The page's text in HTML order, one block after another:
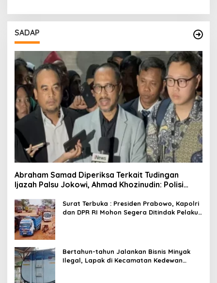
SADAP
Abraham Samad Diperiksa Terkait Tudingan
Ijazah Palsu Jokowi, Ahmad Khozinudin: Polisi
Surat Terbuka : Presiden Prabowo, Kapolri
dan DPR RI Mohon Segera Ditindak Pelaku
Bertahun-tahun Jalankan Bisnis Minyak
Ilegal, Lapak di Kecamatan Kedewan